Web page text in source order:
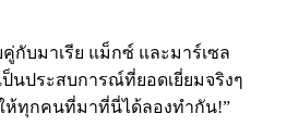
กับมาเรีย แม็กซ์ และมาร์เซล
นประสบการณ์ที่ยอดเยี่ยมจริงๆ
ห้ทุกคนที่มาที่นี่ได้ลองทำกัน!”